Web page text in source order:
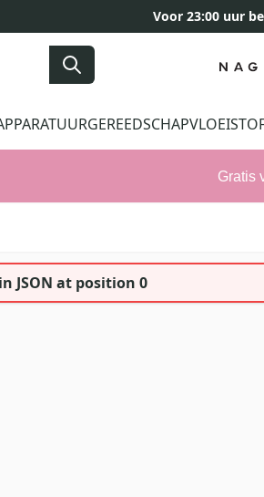
Voor 23:00 uur
GEREEDSCHAP
Gratis
JSON at position 0